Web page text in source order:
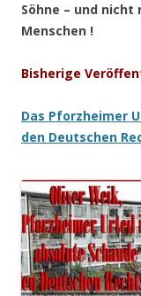
Söhne – und
Menschen !
Bisherige
Das Pforzheimer
den Deutschen